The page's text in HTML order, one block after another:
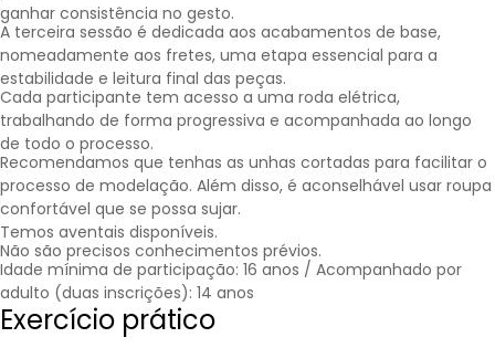
ganhar consistência no gesto.
A terceira sessão é dedicada aos acabamentos de base,
nomeadamente aos fretes, uma etapa essencial para a
estabilidade e leitura final das peças.
Cada participante tem acesso a uma roda elétrica,
trabalhando de forma progressiva e acompanhada ao longo
de todo o processo.
Recomendamos que tenhas as unhas cortadas para facilitar o
processo de modelação. Além disso, é aconselhável usar roupa
confortável que se possa sujar.
Temos aventais disponíveis.
Não são precisos conhecimentos prévios.
Idade mínima de participação: 16 anos / Acompanhado por
adulto (duas inscrições): 14 anos
Exercício prático